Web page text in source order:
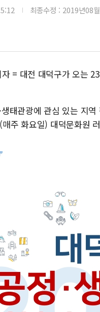
최종수정 : 2019년08
= 대전 대덕구가 오는
태관광에 관심 있는 지
주 화요일) 대덕문화원